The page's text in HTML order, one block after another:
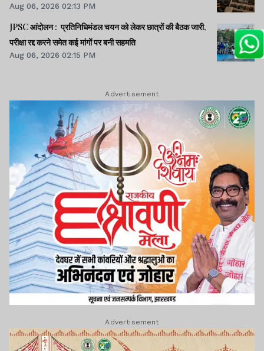
Aug 06, 2026 02:13 PM
JPSC आंदोलन : प्रतिनिधिमंडल चयन को लेकर छात्रों की बैठक जारी,
परीक्षा रद्द करने समेत कई मांगों पर बनी सहमति
Aug 06, 2026 02:15 PM
Advertisement
Advertisement